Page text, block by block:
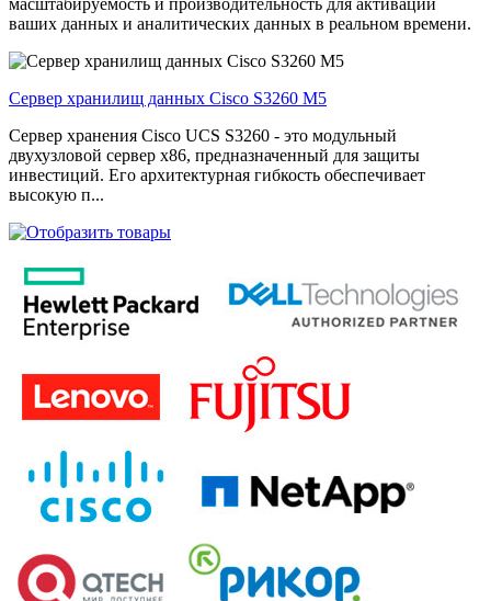
масштабируемость и производительность для активации
ваших данных и аналитических данных в реальном времени.
Сервер хранилищ данных Cisco S3260 M5
Сервер хранения Cisco UCS S3260 - это модульный
двухузловой сервер x86, предназначенный для защиты
инвестиций. Его архитектурная гибкость обеспечивает
высокую п...